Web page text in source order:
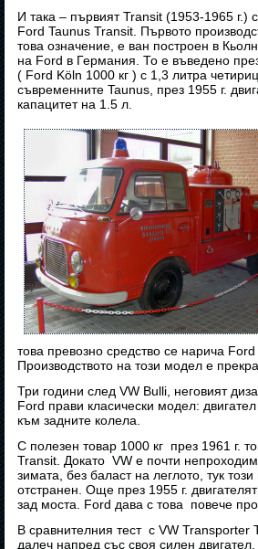
И така – първият Transit (1953-1965 г.)
Ford Taunus Transit. Първото
това означение, е ван построен в
на Ford в Германия. То е въведено
( Ford Köln 1000 кг ) с 1,3 литра
съвременните Taunus, през 1955 г.
капацитет на 1.5 л.
това превозно средство се нарича
Производството на този модел е
Три години след VW Bulli, неговият
Ford прави класически модел:
към задните колела.
С полезен товар 1000 кг през 1961 г.
Transit. Докато VW е почти
зимата, без баласт на леглото, тук
отстранен. Още през 1955 г.
зад моста. Ford дава с това повече
В сравнителния тест с VW Transporter
далеч напред със своя силен